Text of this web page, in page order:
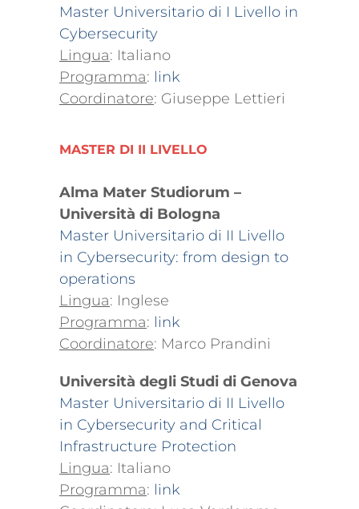
Master Universitario di I Livello in
Cybersecurity
Lingua: Italiano
Programma: link
Coordinatore: Giuseppe Lettieri
MASTER DI II LIVELLO
Alma Mater Studiorum –
Università di Bologna
Master Universitario di II Livello
in Cybersecurity: from design to
operations
Lingua: Inglese
Programma: link
Coordinatore: Marco Prandini
Università degli Studi di Genova
Master Universitario di II Livello
in Cybersecurity and Critical
Infrastructure Protection
Lingua: Italiano
Programma: link